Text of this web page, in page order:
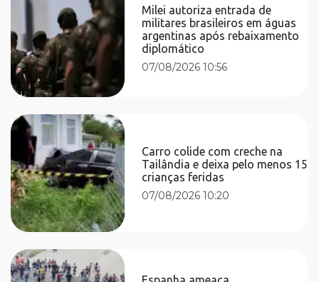
Milei autoriza entrada de
militares brasileiros em águas
argentinas após rebaixamento
diplomático
07/08/2026 10:56
Carro colide com creche na
Tailândia e deixa pelo menos 15
crianças feridas
07/08/2026 10:20